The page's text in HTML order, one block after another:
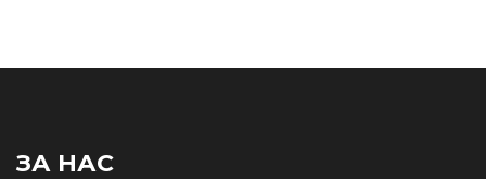
ЗА НАС